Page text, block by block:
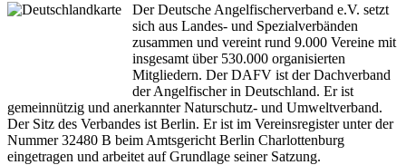
Der Deutsche Angelfischerverband e.V. setzt
sich aus Landes- und Spezialverbänden
zusammen und vereint rund 9.000 Vereine mit
insgesamt über 530.000 organisierten
Mitgliedern. Der DAFV ist der Dachverband
der Angelfischer in Deutschland. Er ist
gemeinnützig und anerkannter Naturschutz- und Umweltverband.
Der Sitz des Verbandes ist Berlin. Er ist im Vereinsregister unter der
Nummer 32480 B beim Amtsgericht Berlin Charlottenburg
eingetragen und arbeitet auf Grundlage seiner Satzung.